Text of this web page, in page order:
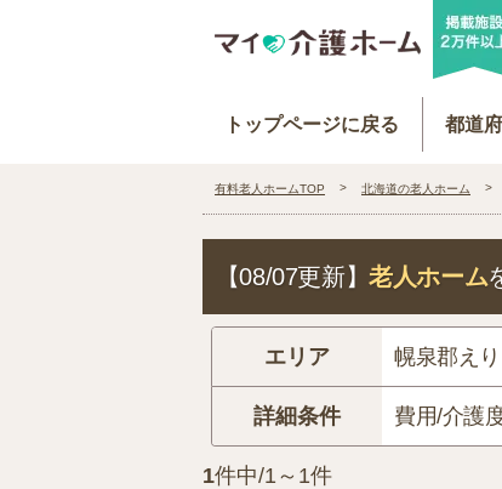
トップページに戻る 都道
有料老人ホームTOP 北海道の老人ホーム
【08/07更新】老人ホーム
エリア 幌泉郡え
詳細条件 費用/介護
1件中/1～1件